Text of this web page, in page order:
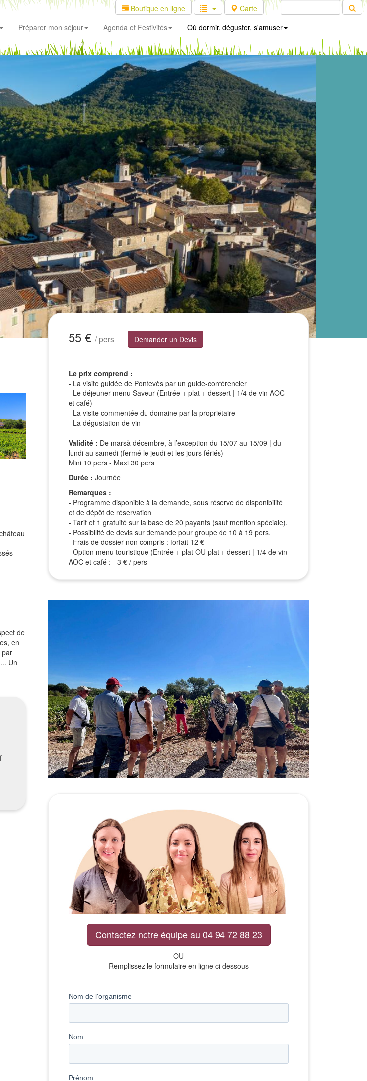
Boutique en ligne
Carte
Préparer mon séjour Agenda et Festivités Où dormir, déguster, s'amuser
de
en
par
Un
55 € / pers Demander un Devis
Le prix comprend :
- La visite guidée de Pontevès par un guide-conférencier
- Le déjeuner menu Saveur (Entrée + plat + dessert | 1/4 de vin AOC
et café)
- La visite commentée du domaine par la propriétaire
- La dégustation de vin
Validité : De marsà décembre, à l’exception du 15/07 au 15/09 | du
lundi au samedi (fermé le jeudi et les jours fériés)
Mini 10 pers - Maxi 30 pers
Durée : Journée
Remarques :
- Programme disponible à la demande, sous réserve de disponibilité
et de dépôt de réservation
- Tarif et 1 gratuité sur la base de 20 payants (sauf mention spéciale).
- Possibilité de devis sur demande pour groupe de 10 à 19 pers.
- Frais de dossier non compris : forfait 12 €
- Option menu touristique (Entrée + plat OU plat + dessert | 1/4 de vin
AOC et café : - 3 € / pers
Contactez notre équipe au 04 94 72 88 23
OU
Remplissez le formulaire en ligne ci-dessous